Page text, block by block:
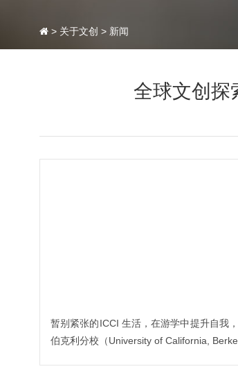
> 关于文创 > 新闻
全球文创探
暂别紧张的ICCI 生活，在游学中提升自我
伯克利分校（University of California,